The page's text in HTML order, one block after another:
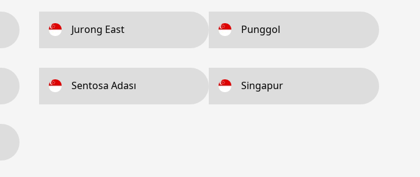
Jurong East Punggol
Sentosa Adası Singapur